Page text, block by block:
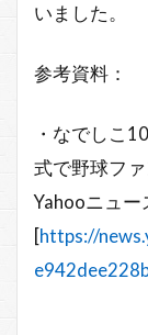
いました。
参考資料：
・なでしこ
式で野球フ
Yahooニュ
[https://